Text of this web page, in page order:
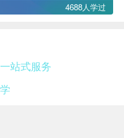
4688人学过
站式服务